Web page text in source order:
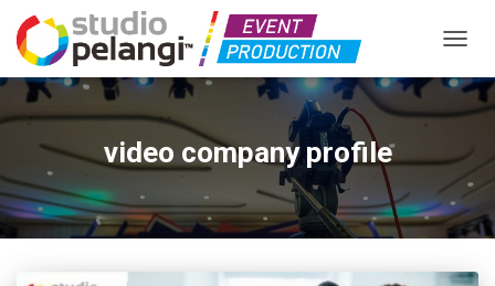
video company profile